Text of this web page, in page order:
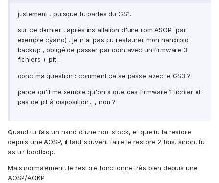
justement , puisque tu parles du GS1.
sur ce dernier , après installation d'une rom ASOP (par
exemple cyano) , je n'ai pas pu restaurer mon nandroid
backup , obligé de passer par odin avec un firmware 3
fichiers + pit .
donc ma question : comment ça se passe avec le GS3 ?
parce qu'il me semble qu'on a que des firmware 1 fichier et
pas de pit à disposition... , non ?
Quand tu fais un nand d'une rom stock, et que tu la restore
depuis une AOSP, il faut souvent faire le restore 2 fois, sinon, tu
as un bootloop.
Mais normalement, le restore fonctionne très bien depuis une
AOSP/AOKP